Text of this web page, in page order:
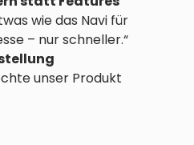
wie das Navi für
– nur schneller.“
unser Produkt